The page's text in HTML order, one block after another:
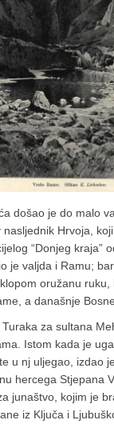
došao je do malo
nasljednik Hrvoja,
“Donjeg kraja”
je valjda i Ramu;
oružanu ruku,
a današnje Bosne.
za sultana
Istom kada je
u nj uljegao, izdao
hercega Stjepana
junaštvo, kojim je
iz Ključa i